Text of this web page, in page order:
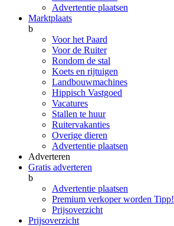
Advertentie plaatsen
Marktplaats
b
Voor het Paard
Voor de Ruiter
Rondom de stal
Koets en rijtuigen
Landbouwmachines
Hippisch Vastgoed
Vacatures
Stallen te huur
Ruitervakanties
Overige dieren
Advertentie plaatsen
Adverteren
Gratis adverteren
b
Advertentie plaatsen
Premium verkoper worden Tipp!
Prijsoverzicht
Prijsoverzicht